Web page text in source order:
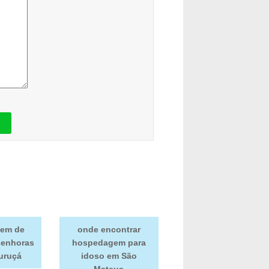
de
onde encontrar
hospedagem para
idoso em São